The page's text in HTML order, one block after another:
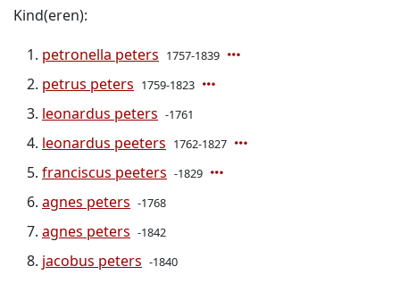
Kind(eren):
petronella peters 1757-1839
petrus peters 1759-1823
leonardus peters -1761
leonardus peeters 1762-1827
franciscus peeters -1829
agnes peters -1768
agnes peters -1842
jacobus peters -1840